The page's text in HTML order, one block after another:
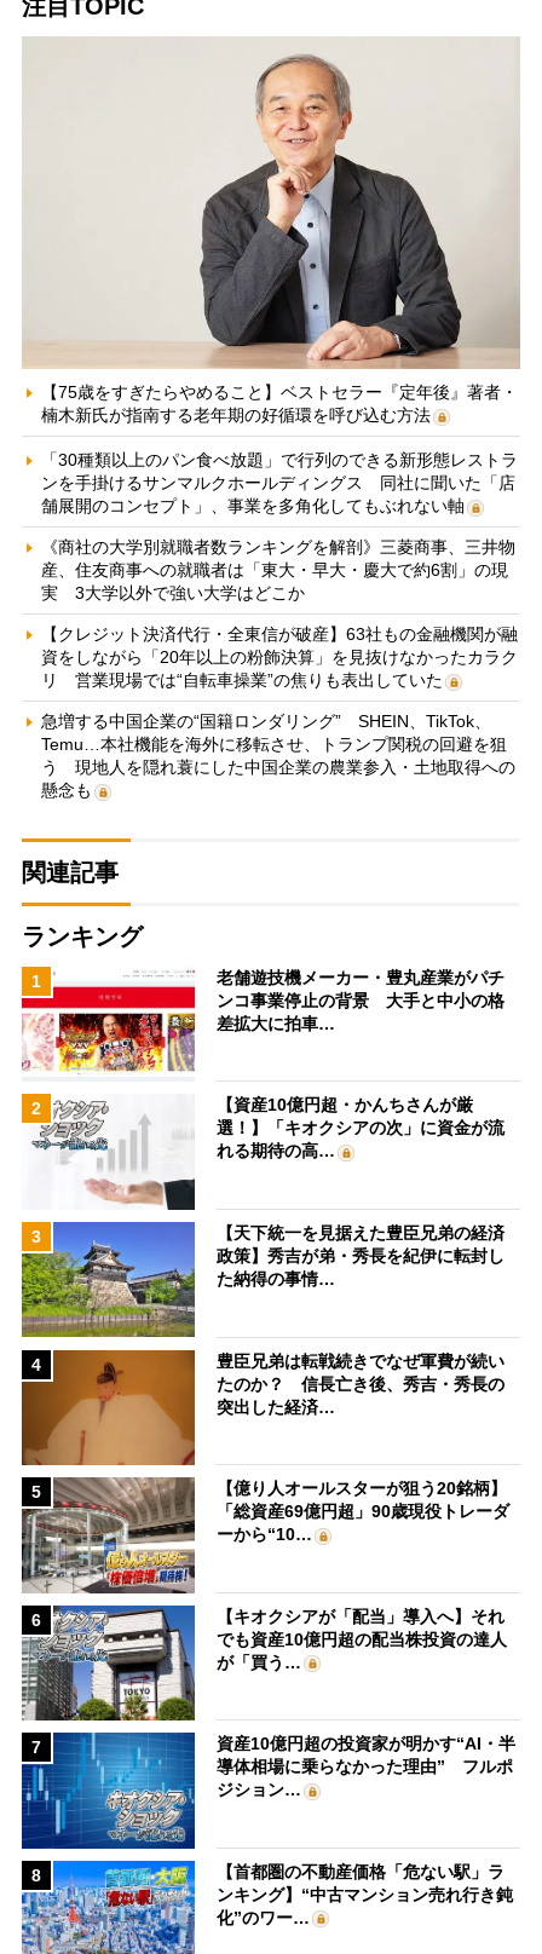
注目TOPIC
【75歳をすぎたらやめること】ベストセラー『定年後』著者・
楠木新氏が指南する老年期の好循環を呼び込む方法
「30種類以上のパン食べ放題」で行列のできる新形態レストラ
ンを手掛けるサンマルクホールディングス 同社に聞いた「店
舗展開のコンセプト」、事業を多角化してもぶれない軸
《商社の大学別就職者数ランキングを解剖》三菱商事、三井物
産、住友商事への就職者は「東大・早大・慶大で約6割」の現
実 3大学以外で強い大学はどこか
【クレジット決済代行・全東信が破産】63社もの金融機関が融
資をしながら「20年以上の粉飾決算」を見抜けなかったカラク
リ 営業現場では“自転車操業”の焦りも表出していた
急増する中国企業の“国籍ロンダリング” SHEIN、TikTok、
Temu…本社機能を海外に移転させ、トランプ関税の回避を狙
う 現地人を隠れ蓑にした中国企業の農業参入・土地取得への
懸念も
関連記事
ランキング
1
老舗遊技機メーカー・豊丸産業がパチ
ンコ事業停止の背景 大手と中小の格
差拡大に拍車…
2
【資産10億円超・かんちさんが厳
選！】「キオクシアの次」に資金が流
れる期待の高…
3
【天下統一を見据えた豊臣兄弟の経済
政策】秀吉が弟・秀長を紀伊に転封し
た納得の事情…
4
豊臣兄弟は転戦続きでなぜ軍費が続い
たのか？ 信長亡き後、秀吉・秀長の
突出した経済…
5
【億り人オールスターが狙う20銘柄】
「総資産69億円超」90歳現役トレーダ
ーから“10…
6
【キオクシアが「配当」導入へ】それ
でも資産10億円超の配当株投資の達人
が「買う…
7
資産10億円超の投資家が明かす“AI・半
導体相場に乗らなかった理由” フルポ
ジション…
8
【首都圏の不動産価格「危ない駅」ラ
ンキング】“中古マンション売れ行き鈍
化”のワー…